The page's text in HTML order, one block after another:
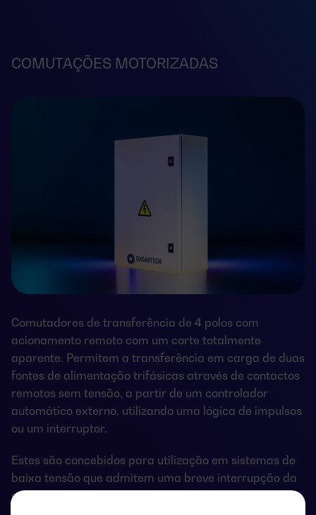
COMUTAÇÕES MOTORIZADAS
Comutadores de transferência de 4 polos com
acionamento remoto com um corte totalmente
aparente. Permitem a transferência em carga de duas
fontes de alimentação trifásicas através de contactos
remotos sem tensão, a partir de um controlador
automático externo, utilizando uma lógica de impulsos
ou um interruptor.
Estes são concebidos para utilização em sistemas de
baixa tensão que admitem uma breve interrupção da
energia durante a transferência.